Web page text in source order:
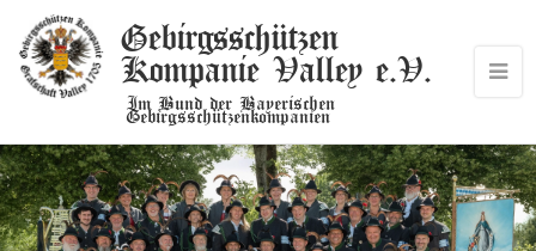
Gebirgsschützen
Kompanie Valley e.V.
Im Bund der Bayerischen
Gebirgsschützenkompanien